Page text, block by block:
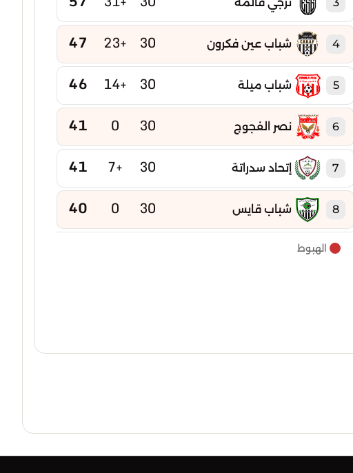
4 شباب عين فكرون 30
+23
47
5 شباب ميلة 30
+14
46
6 نصر الفجوج 30
0
41
7 إتحاد سدراتة 30
+7
41
8 شباب قايس 30
0
40
9
14 إتحاد تبسة 30
-7
37
الهبوط